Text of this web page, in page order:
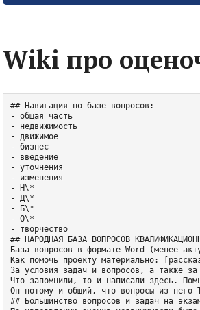
Wiki про
## Навигация по базе вопросов:
- общая часть
- недвижимость
- движимое
- бизнес
- введение
- уточнения
- изменения
- Н\*
- Д\*
- Б\*
- О\*
- творчество
## НАРОДНАЯ БАЗА ВОПРОСОВ
База вопросов в формате Word (менее
Как помочь проекту материально:
За условия задач и вопросов, а также за
Что запомнили, то и написали здесь.
Он потому и общий, что вопросы из него
## Большинство вопросов и задач на